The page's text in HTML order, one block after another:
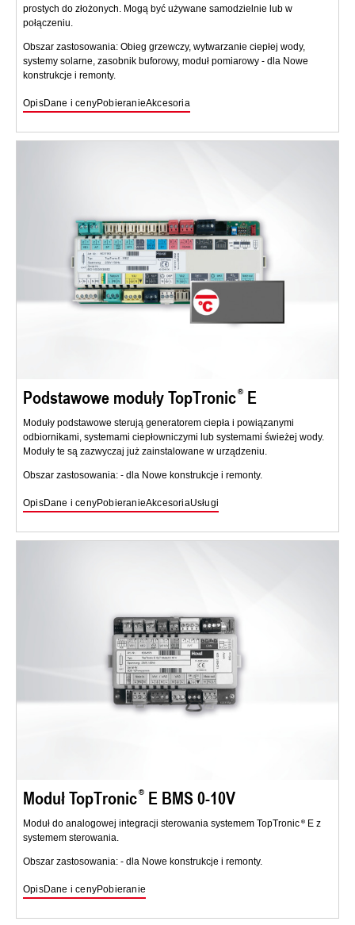
prostych do złożonych. Mogą być używane samodzielnie lub w
połączeniu.
Obszar zastosowania: Obieg grzewczy, wytwarzanie ciepłej wody,
systemy solarne, zasobnik buforowy, moduł pomiarowy - dla Nowe
konstrukcje i remonty.
OpisDane i cenyPobieranieAkcesoria
Podstawowe moduły TopTronic E
Moduły podstawowe sterują generatorem ciepła i powiązanymi
odbiornikami, systemami ciepłowniczymi lub systemami świeżej wody.
Moduły te są zazwyczaj już zainstalowane w urządzeniu.
Obszar zastosowania: - dla Nowe konstrukcje i remonty.
OpisDane i cenyPobieranieAkcesoriaUsługi
Moduł TopTronic E BMS 0-10V
Moduł do analogowej integracji sterowania systemem TopTronic
E z
systemem sterowania.
Obszar zastosowania: - dla Nowe konstrukcje i remonty.
OpisDane i cenyPobieranie